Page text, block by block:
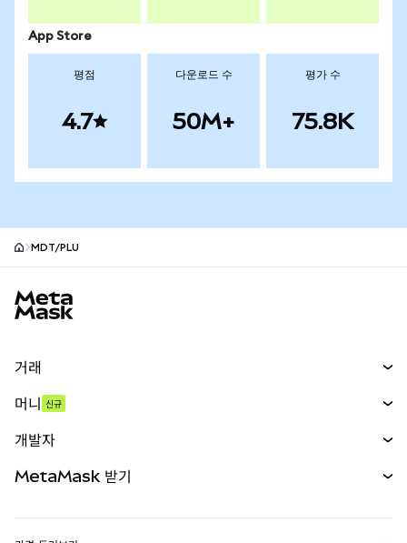
App Store
평점
4.7
다운로드 수
50M+
평가 수
75.8K
MDT/PLU
거래
무기한 선물
실물자산
머니 신규
개발자
MetaMask 받기